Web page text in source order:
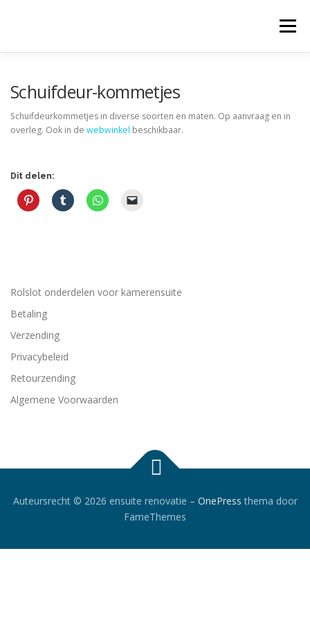
Menu
Schuifdeur-kommetjes
Schuifdeurkommetjes in diverse soorten en maten. Op aanvraag en in
overleg. Ook in de webwinkel beschikbaar.
Dit delen:
Rolslot onderdelen voor kamerensuite
Betaling
Verzending
Privacybeleid
Retourzending
Algemene Voorwaarden
Auteursrecht © 2026 ensuite renovatie – OnePress thema door
FameThemes